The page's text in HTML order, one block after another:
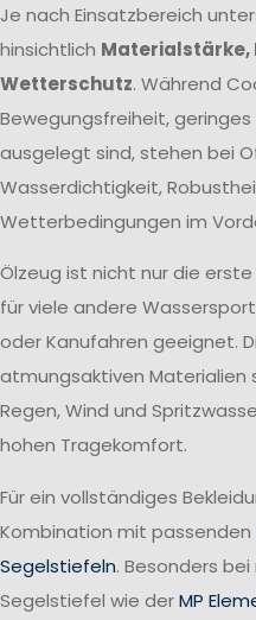
Je nach Einsatzbereich
hinsichtlich Materialstärke,
Wetterschutz. Während
Bewegungsfreiheit,
ausgelegt sind, stehen bei
Wasserdichtigkeit,
Wetterbedingungen im
Ölzeug ist nicht nur die
für viele andere
oder Kanufahren geeignet.
atmungsaktiven Materialien
Regen, Wind und
hohen Tragekomfort.
Für ein vollständiges
Kombination mit passenden
Segelstiefeln. Besonders
Segelstiefel wie derMP